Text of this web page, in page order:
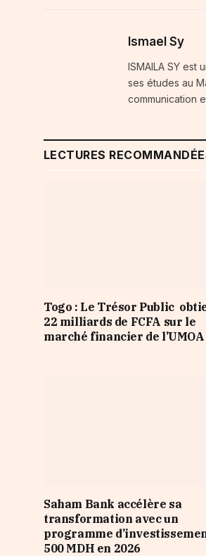
Ismael Sy
ISMAILA SY est
ses études au
communication
LECTURES
Togo : Le Trésor Public
22 milliards de FCFA sur le
marché financier de l’UMOA
Saham Bank accélère sa
transformation avec un
programme
500 MDH en 2026